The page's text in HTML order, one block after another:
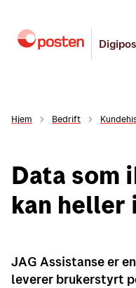
Hjem Bedrift
Data som
kan heller
JAG Assistanse er
leverer brukerstyrt